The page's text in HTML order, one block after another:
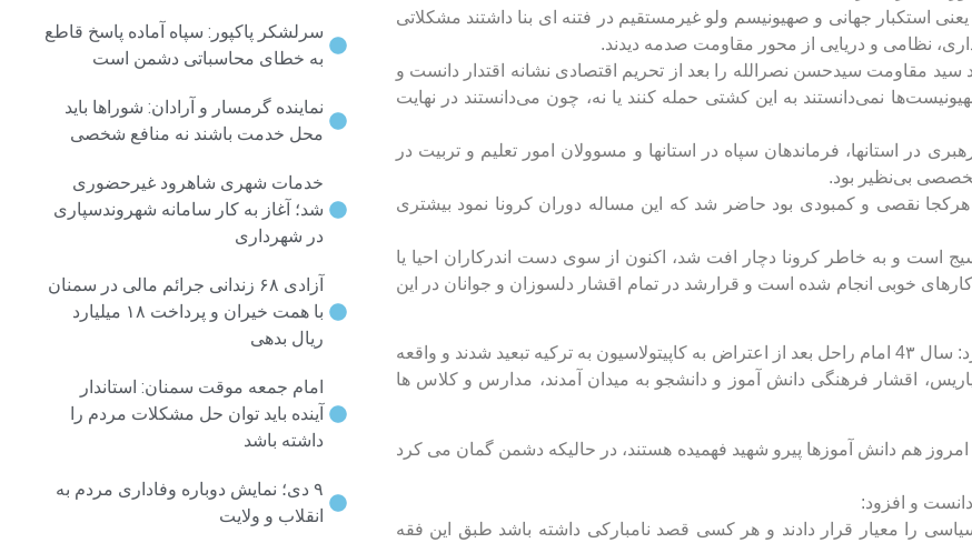
استکبار جهانی و صهیونیسم ولو غیرمستقیم در فتنه ای بنا داشتند مشکلاتی
نظامی و دریایی از محور مقاومت صدمه دیدند.
سید مقاومت سیدحسن نصرالله را بعد از تحریم اقتصادی نشانه اقتدار دانست و
نمی‌دانستند به این کشتی حمله کنند یا نه، چون می‌دانستند در نهایت
استانها، فرماندهان سپاه در استانها و مسوولان امور تعلیم و تربیت در
بی‌نظیر بود.
نقصی و کمبودی بود حاضر شد که این مساله دوران کرونا نمود بیشتری
است و به خاطر کرونا دچار افت شد، اکنون از سوی دست اندرکاران احیا یا
خوبی انجام شده است و قرارشد در تمام اقشار دلسوزان و جوانان در این
وی به سالروز ١٣ آبان و سه واقعه تاریخی مهم این روز اشاره و بیان کرد: سال 4٣ امام راحل بعد از اعتراض به کاپیتولاسیون به ترکیه تبعید شدند و واقعه
5٧ بود که پس بیانیه مهم امام خمینی(ره) در ١٣ مهر 5٧ در پاریس، اقشار فرهنگی دانش آموز و دانشجو به میدان آمدند، مدارس و کلاس ها
هم دانش آموزها پیرو شهید فهمیده هستند، در حالیکه دشمن گمان می کرد
را معیار قرار دادند و هر کسی قصد نامبارکی داشته باشد طبق این فقه
سرلشکر پاکپور: سپاه آماده پاسخ قاطع
به خطای محاسباتی دشمن است
نماینده گرمسار و آرادان: شوراها باید
محل خدمت باشند نه منافع شخصی
خدمات شهری شاهرود غیرحضوری
شد؛ آغاز به کار سامانه شهروندسپاری
در شهرداری
آزادی ۶۸ زندانی جرائم مالی در سمنان
با همت خیران و پرداخت ۱۸ میلیارد
ریال بدهی
امام جمعه موقت سمنان: استاندار
آینده باید توان حل مشکلات مردم را
داشته باشد
۹ دی؛ نمایش دوباره وفاداری مردم به
انقلاب و ولایت